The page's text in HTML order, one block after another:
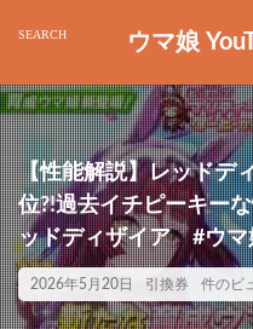
ウマ娘
【性能解説】レッドデ
位?!過去イチピーキー
ッドディザイア #ウマ
2026年5月20日 引換券 件のビ